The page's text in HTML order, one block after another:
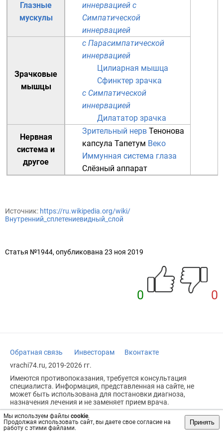
Мы используем файлы cookie.
Продолжая использовать сайт, вы даете свое согласие на
работу с этими файлами.
Принять
Глазные
мускулы
иннервацией с
Симпатической
иннервацией
Зрачковые
мышцы
с Парасимпатической
иннервацией
Цилиарная мышца
Сфинктер зрачка
с Симпатической
иннервацией
Дилататор зрачка
Нервная
система и
другое
Зрительный нерв Тенонова
капсула Тапетум Веко
Иммунная система глаза
Слёзный аппарат
Источник: https://ru.wikipedia.org/wiki/
Внутренний_сплетениевидный_слой
Статья №1944, опубликована 23 ноя 2019
0 0
Обратная связь Инвесторам
Вконтакте
vrachi74.ru, 2019-2026 гг.
Имеются противопоказания, требуется консультация
специалиста. Информация, представленная на сайте, не
может быть использована для постановки диагноза,
назначения лечения и не заменяет прием врача.
Возрастное ограничение: 18+